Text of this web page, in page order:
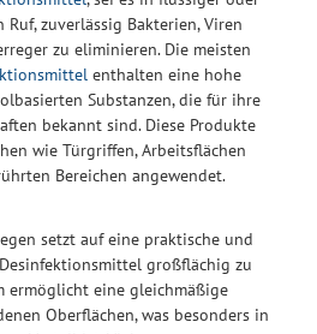
zuverlässig Bakterien, Viren
zu eliminieren. Die meisten
enthalten eine hohe
Substanzen, die für ihre
bekannt sind. Diese Produkte
wie Türgriffen, Arbeitsflächen
Bereichen angewendet.
setzt auf eine praktische und
großflächig zu
ermöglicht eine gleichmäßige
Oberflächen, was besonders in